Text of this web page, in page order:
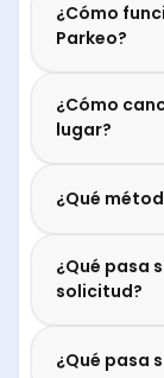
¿Cómo
Parkeo?
¿Cómo
lugar?
¿Qué
¿Qué pasa
solicitud?
¿Qué pasa